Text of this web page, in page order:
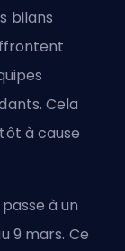
bilans
Cela
à cause
à un
9 mars. Ce